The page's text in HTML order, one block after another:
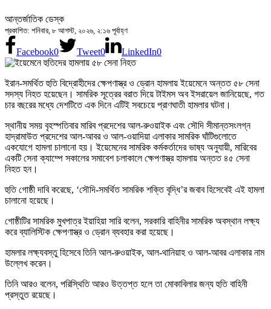
আন্তর্জাতিক ডেস্ক
প্রকাশিত: শনিবার, ৮ আগস্ট, ২০২৬, ২:১৬ পূর্বাহ্ণ
Facebook0 Tweet0 LinkedIn0
ইরান-সমর্থিত হুতি বিদ্রোহীদের ক্ষেপণাস্ত্র ও ড্রোন হামলায় ইয়েমেনে অন্তত ৫৮ সেনা
সদস্য নিহত হয়েছেন। সামরিক সূত্রের বরাত দিয়ে টাইমস অব ইসরায়েল জানিয়েছে, গত
চার বছরের মধ্যে দেশটিতে এক দিনে এটিই সবচেয়ে প্রাণঘাতী হামলার ঘটনা।
স্থানীয় সময় বৃহস্পতিবার মারিব প্রদেশের আল-রুওয়াইক এবং সৌদি সীমান্তসংলগ্ন
হাদ্রামাউত প্রদেশের আল-আবর ও আল-ওয়াদিয়া এলাকার সামরিক ঘাঁটিগুলোতে
একযোগে হামলা চালানো হয়। ইয়েমেনের সামরিক কর্মকর্তাদের ভাষ্য অনুযায়ী, মারিবের
একটি সেনা ক্যাম্পে সকালের সমাবেশ চলাকালে ক্ষেপণাস্ত্র হামলায় অন্তত ৪৫ সেনা
নিহত হন।
হুতি গোষ্ঠী দাবি করেছে, ‘সৌদি-সমর্থিত সামরিক শক্তি বৃদ্ধি’র জবাব হিসেবেই এই হামলা
চালানো হয়েছে।
গোষ্ঠীটির সামরিক মুখপাত্র ইয়াহিয়া সারি বলেন, সরকারি বাহিনীর সামরিক অবস্থান লক্ষ্য
করে ব্যালিস্টিক ক্ষেপণাস্ত্র ও ড্রোন ব্যবহার করা হয়েছে।
হামলার লক্ষ্যবস্তু হিসেবে তিনি আল-রুওয়াইক, আল-থানিয়াহ ও আল-আবর এলাকার নাম
উল্লেখ করেন।
তিনি আরও বলেন, পরিস্থিতি আরও উত্তপ্ত হলে তা মোকাবিলার জন্য হুতি বাহিনী
প্রস্তুত রয়েছে।